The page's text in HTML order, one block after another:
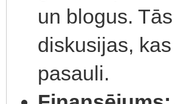
un blogus.
diskusijas,
pasauli.